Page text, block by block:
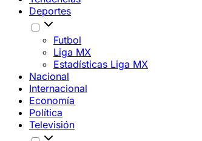
Deportes
Futbol
Liga MX
Estadísticas Liga MX
Nacional
Internacional
Economía
Política
Televisión